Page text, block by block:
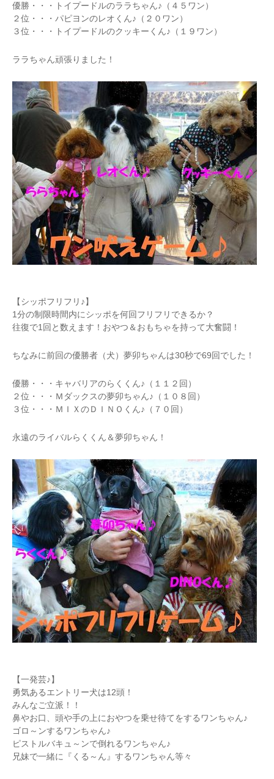
優勝・・・トイプードルのララちゃん♪（４５ワン）
２位・・・パピヨンのレオくん♪（２０ワン）
３位・・・トイプードルのクッキーくん♪（１９ワン）
ララちゃん頑張りました！
【シッポフリフリ♪】
1分の制限時間内にシッポを何回フリフリできるか？
往復で1回と数えます！おやつ＆おもちゃを持って大奮闘！
ちなみに前回の優勝者（犬）夢卯ちゃんは30秒で69回でした！
優勝・・・キャバリアのらくくん♪（１１２回）
２位・・・Ｍダックスの夢卯ちゃん♪（１０８回）
３位・・・ＭＩＸのＤＩＮＯくん♪（７０回）
永遠のライバルらくくん＆夢卯ちゃん！
【一発芸♪】
勇気あるエントリー犬は12頭！
みんなご立派！！
鼻やお口、頭や手の上におやつを乗せ待てをするワンちゃん♪
ゴロ～ンするワンちゃん♪
ピストルバキュ～ンで倒れるワンちゃん♪
兄妹で一緒に『くる～ん』するワンちゃん等々